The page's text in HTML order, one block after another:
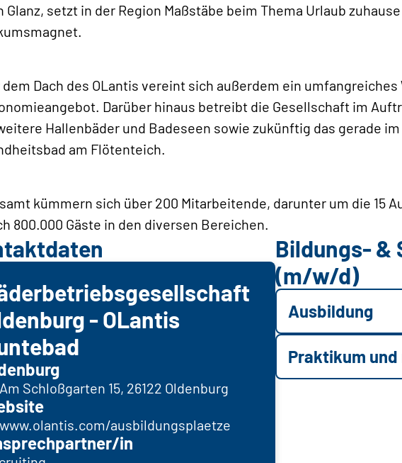
Glanz, setzt in der Region Maßstäbe beim Thema Urlaub
Dach des OLantis vereint sich außerdem ein
Darüber hinaus betreibt die Gesellschaft im
Hallenbäder und Badeseen sowie zukünftig das gerade
am Flötenteich.
kümmern sich über 200 Mitarbeitende, darunter um die 15
800.000 Gäste in den diversen Bereichen.
- OLantis
Am Schloßgarten 15, 26122 Oldenburg
www.olantis.com/ausbildungsplaetze
in
Bildungs- &
(m/w/d)
Ausbildung
Praktikum und